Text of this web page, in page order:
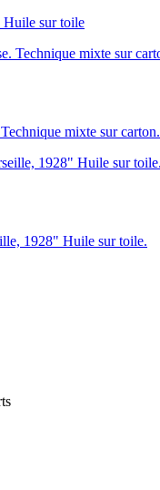
Huile sur toile
mixte sur carton.
1928" Huile sur toile.